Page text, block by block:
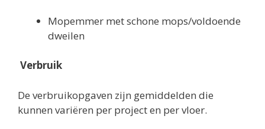
Mopemmer met schone mops/voldoende
dweilen
Verbruik
De verbruikopgaven zijn gemiddelden die
kunnen variëren per project en per vloer.